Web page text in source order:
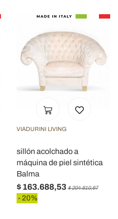
VIADURINI LIVING
sillón acolchado a
máquina de piel sintética
Balma
$ 163.688,53 $ 204.610,67
- 20%